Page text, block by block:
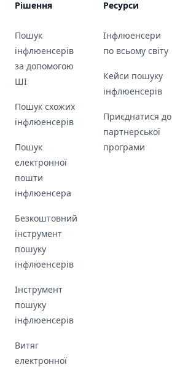
Рішення
Пошук
інфлюенсерів
за допомогою
ШІ
Пошук схожих
інфлюенсерів
Пошук
електронної
пошти
інфлюенсера
Безкоштовний
інструмент
пошуку
інфлюенсерів
Інструмент
пошуку
інфлюенсерів
Витяг
електронної
Ресурси
Інфлюенсери
по всьому світу
Кейси пошуку
інфлюенсерів
Приєднатися до
партнерської
програми